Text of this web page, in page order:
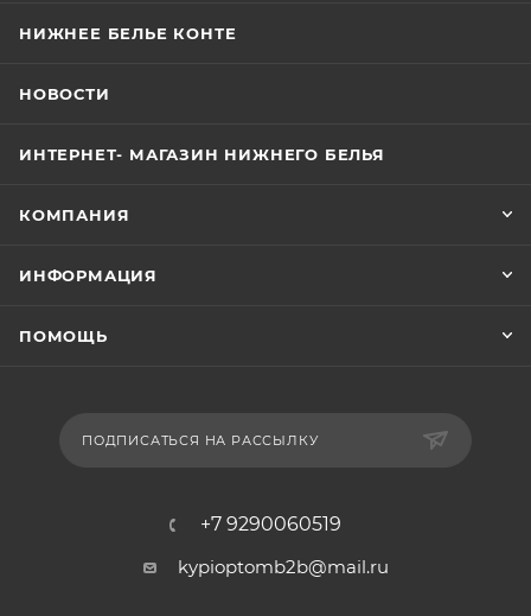
НИЖНЕЕ БЕЛЬЕ КОНТЕ
НОВОСТИ
ИНТЕРНЕТ- МАГАЗИН НИЖНЕГО БЕЛЬЯ
КОМПАНИЯ
ИНФОРМАЦИЯ
ПОМОЩЬ
ПОДПИСАТЬСЯ НА РАССЫЛКУ
+7 9290060519
kypioptomb2b@mail.ru